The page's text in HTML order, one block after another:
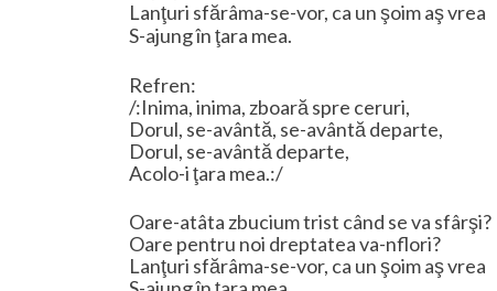
Lanţuri sfărâma-se-vor, ca un şoim aş vrea
S-ajung în ţara mea.
Refren:
/:Inima, inima, zboară spre ceruri,
Dorul, se-avântă, se-avântă departe,
Dorul, se-avântă departe,
Acolo-i ţara mea.:/
Oare-atâta zbucium trist când se va sfârşi?
Oare pentru noi dreptatea va-nflori?
Lanţuri sfărâma-se-vor, ca un şoim aş vrea